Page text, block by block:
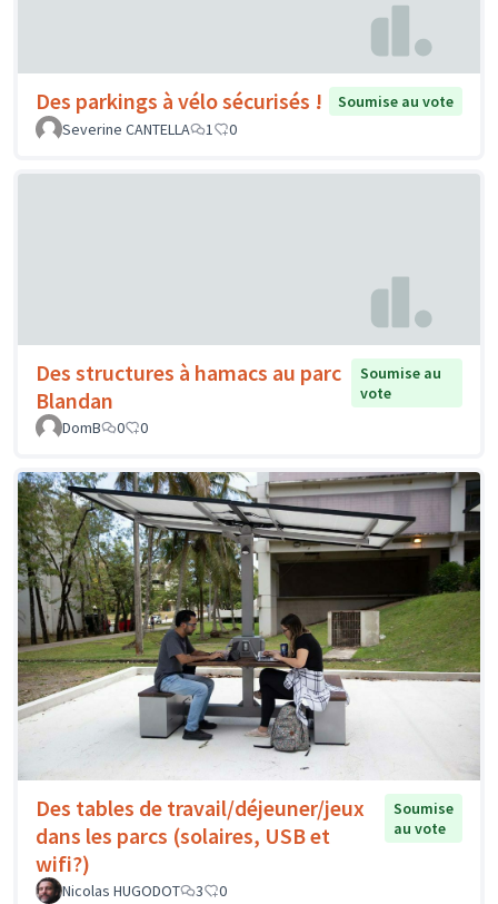
Des parkings à vélo sécurisés !
Soumise au vote
Severine CANTELLA
1 0
Des structures à hamacs au parc
Blandan
Soumise au
vote
DomB
0 0
Des tables de travail/déjeuner/jeux
dans les parcs (solaires, USB et
wifi?)
Soumise
au vote
Nicolas HUGODOT 3 0